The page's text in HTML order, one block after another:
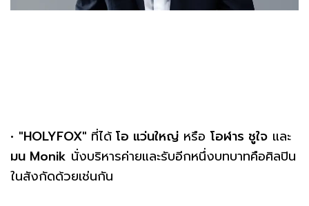
• "HOLYFOX" ที่ได้ โอ แว่นใหญ่ หรือ โอฬาร ชูใจ และ
มน Monik นั่งบริหารค่ายและรับอีกหนึ่งบทบาทคือศิลปิน
ในสังกัดด้วยเช่นกัน